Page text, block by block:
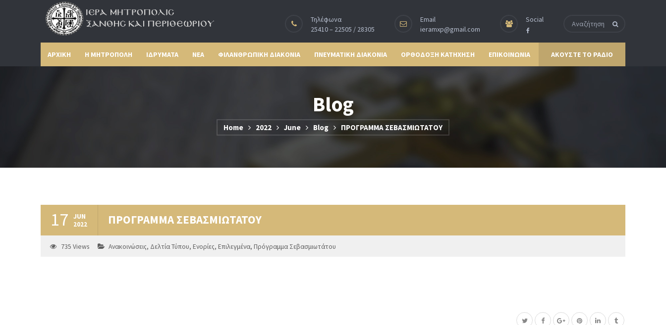
Τηλέφωνα
25410 – 22505 / 28305
Email
ieramxp@gmail.com
Social
ΑΡΧΙΚΗ Η ΜΗΤΡΟΠΟΛΗ ΙΔΡΥΜΑΤΑ ΝΕΑ ΦΙΛΑΝΘΡΩΠΙΚΗ ΔΙΑΚΟΝΙΑ ΠΝΕΥΜΑΤΙΚΗ ΔΙΑΚΟΝΙΑ ΟΡΘΟΔΟΞΗ ΚΑΤΗΧΗΣΗ ΕΠΙΚΟΙΝΩΝΙΑ ΑΚΟΥΣΤΕ ΤΟ ΡΑΔΙΟ
Blog
Home 2022 June Blog ΠΡΟΓΡΑΜΜΑ ΣΕΒΑΣΜΙΩΤΑΤΟΥ
17 JUN
2022 ΠΡΟΓΡΑΜΜΑ ΣΕΒΑΣΜΙΩΤΑΤΟΥ
735 Views Ανακοινώσεις, Δελτία Τύπου, Ενορίες, Επιλεγμένα, Πρόγραμμα Σεβασμιωτάτου